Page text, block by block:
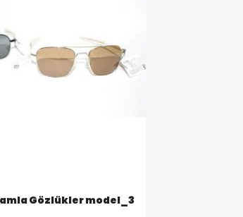
Gözlükler model_3